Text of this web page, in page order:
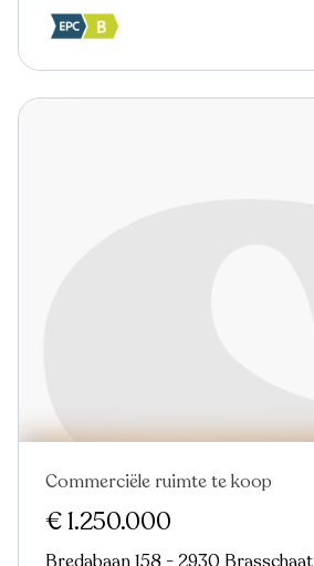
Commerciële ruimte te koop
€ 1.250.000